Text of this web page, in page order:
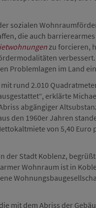
sozialen
die auch
zu forcieren,
Problemlagen im Land
rund 2.010
erklärte
abgängiger
den 1960er Jahren
von 5,40 Euro
der Stadt Koblenz,
Wohnraum ist in
mit dem Abriss der